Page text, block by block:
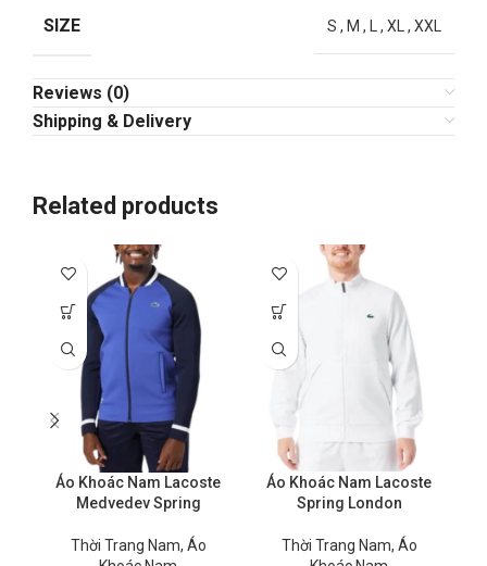
SIZE S , M , , XL , XXL
Reviews (0)
Shipping & Delivery
Related products
Áo Khoác Nam Lacoste
Medvedev Spring
Thời Trang Nam, Áo
Áo Khoác Nam Lacoste
Spring London
Thời Trang Nam, Áo